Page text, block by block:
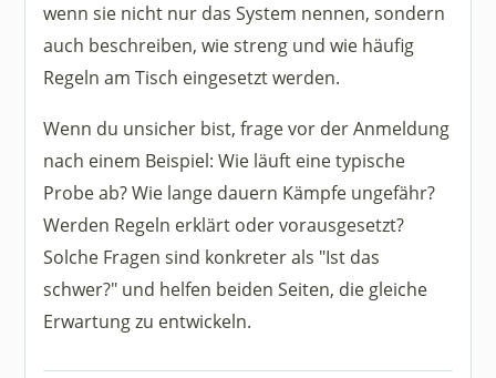
wenn sie nicht nur das System nennen, sondern
auch beschreiben, wie streng und wie häufig
Regeln am Tisch eingesetzt werden.
Wenn du unsicher bist, frage vor der Anmeldung
nach einem Beispiel: Wie läuft eine typische
Probe ab? Wie lange dauern Kämpfe ungefähr?
Werden Regeln erklärt oder vorausgesetzt?
Solche Fragen sind konkreter als "Ist das
schwer?" und helfen beiden Seiten, die gleiche
Erwartung zu entwickeln.